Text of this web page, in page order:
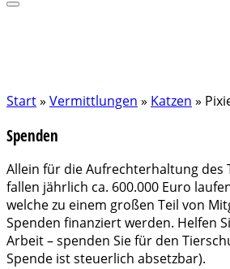
Start» Vermittlungen » Katzen »
Spenden
Allein für die Aufrechterhaltung des
fallen jährlich ca. 600.000 Euro
welche zu einem großen Teil von
Spenden finanziert werden. Helfen
Arbeit – spenden Sie für den
Spende ist steuerlich absetzbar).